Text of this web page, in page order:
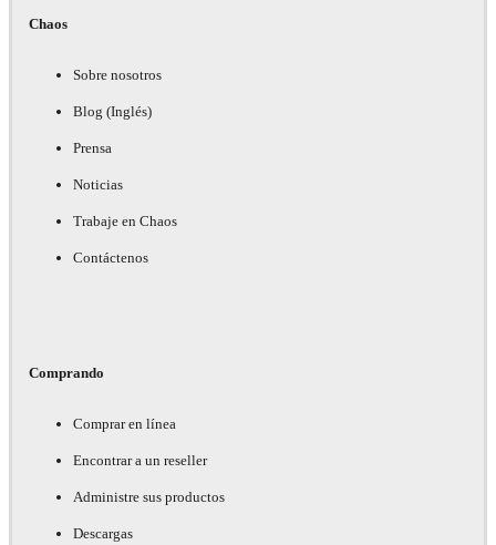
Chaos
Sobre nosotros
Blog (Inglés)
Prensa
Noticias
Trabaje en Chaos
Contáctenos
Comprando
Comprar en línea
Encontrar a un reseller
Administre sus productos
Descargas